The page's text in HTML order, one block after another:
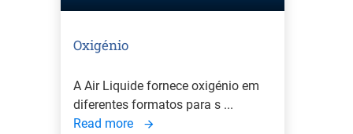
Oxigénio
A Air Liquide fornece oxigénio em
diferentes formatos para s ...
Read more